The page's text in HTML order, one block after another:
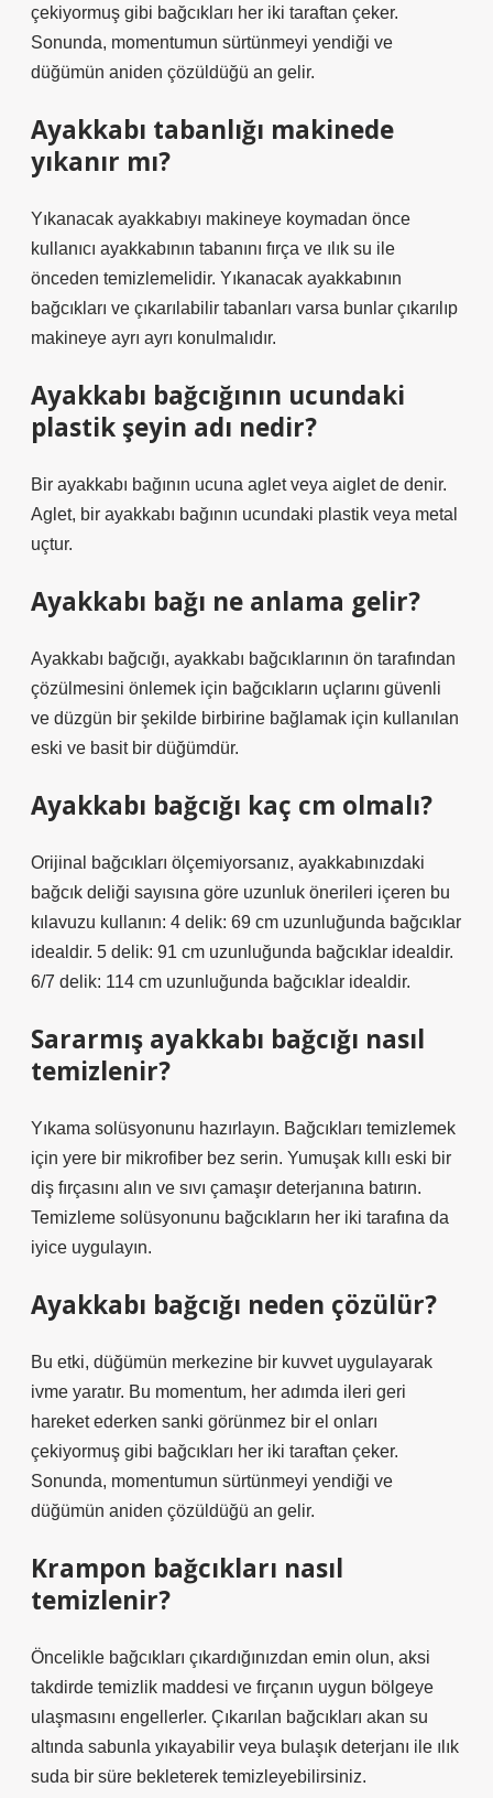
çekiyormuş gibi bağcıkları her iki taraftan çeker.
Sonunda, momentumun sürtünmeyi yendiği ve
düğümün aniden çözüldüğü an gelir.
Ayakkabı tabanlığı makinede
yıkanır mı?
Yıkanacak ayakkabıyı makineye koymadan önce
kullanıcı ayakkabının tabanını fırça ve ılık su ile
önceden temizlemelidir. Yıkanacak ayakkabının
bağcıkları ve çıkarılabilir tabanları varsa bunlar çıkarılıp
makineye ayrı ayrı konulmalıdır.
Ayakkabı bağcığının ucundaki
plastik şeyin adı nedir?
Bir ayakkabı bağının ucuna aglet veya aiglet de denir.
Aglet, bir ayakkabı bağının ucundaki plastik veya metal
uçtur.
Ayakkabı bağı ne anlama gelir?
Ayakkabı bağcığı, ayakkabı bağcıklarının ön tarafından
çözülmesini önlemek için bağcıkların uçlarını güvenli
ve düzgün bir şekilde birbirine bağlamak için kullanılan
eski ve basit bir düğümdür.
Ayakkabı bağcığı kaç cm olmalı?
Orijinal bağcıkları ölçemiyorsanız, ayakkabınızdaki
bağcık deliği sayısına göre uzunluk önerileri içeren bu
kılavuzu kullanın: 4 delik: 69 cm uzunluğunda bağcıklar
idealdir. 5 delik: 91 cm uzunluğunda bağcıklar idealdir.
6/7 delik: 114 cm uzunluğunda bağcıklar idealdir.
Sararmış ayakkabı bağcığı nasıl
temizlenir?
Yıkama solüsyonunu hazırlayın. Bağcıkları temizlemek
için yere bir mikrofiber bez serin. Yumuşak kıllı eski bir
diş fırçasını alın ve sıvı çamaşır deterjanına batırın.
Temizleme solüsyonunu bağcıkların her iki tarafına da
iyice uygulayın.
Ayakkabı bağcığı neden çözülür?
Bu etki, düğümün merkezine bir kuvvet uygulayarak
ivme yaratır. Bu momentum, her adımda ileri geri
hareket ederken sanki görünmez bir el onları
çekiyormuş gibi bağcıkları her iki taraftan çeker.
Sonunda, momentumun sürtünmeyi yendiği ve
düğümün aniden çözüldüğü an gelir.
Krampon bağcıkları nasıl
temizlenir?
Öncelikle bağcıkları çıkardığınızdan emin olun, aksi
takdirde temizlik maddesi ve fırçanın uygun bölgeye
ulaşmasını engellerler. Çıkarılan bağcıkları akan su
altında sabunla yıkayabilir veya bulaşık deterjanı ile ılık
suda bir süre bekleterek temizleyebilirsiniz.